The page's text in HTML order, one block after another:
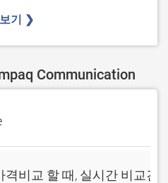
기 ❯
Communication
격비교 할 때, 실시간 비교견